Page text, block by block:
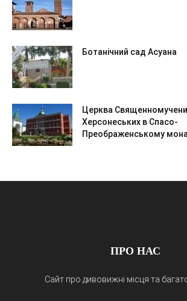
Ботанічний сад Асуана
Церква
Херсонеських в Спасо-
Преображенському
ПРО НАС
Сайт про дивовижні місця та